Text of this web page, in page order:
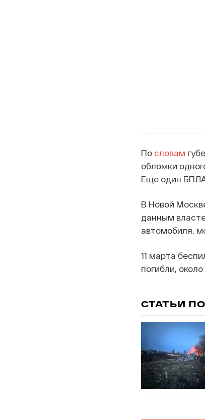
По словам
обломки
Еще один
В Новой
данным
автомобиля,
11 марта
погибли,
СТАТЬИ